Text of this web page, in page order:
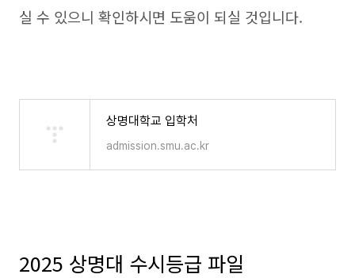
실 수 있으니 확인하시면 도움이 되실 것입니다.
상명대학교 입학처
admission.smu.ac.kr
2025 상명대 수시등급 파일